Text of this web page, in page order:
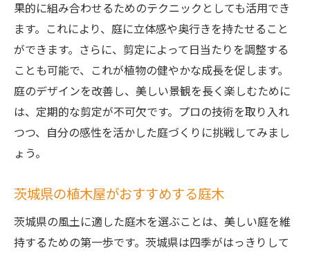
果的に組み合わせるためのテクニックとしても活用でき
ます。これにより、庭に立体感や奥行きを持たせること
ができます。さらに、剪定によって日当たりを調整する
ことも可能で、これが植物の健やかな成長を促します。
庭のデザインを改善し、美しい景観を長く楽しむために
は、定期的な剪定が不可欠です。プロの技術を取り入れ
つつ、自分の感性を活かした庭づくりに挑戦してみまし
ょう。
茨城県の植木屋がおすすめする庭木
茨城県の風土に適した庭木を選ぶことは、美しい庭を維
持するための第一歩です。茨城県は四季がはっきりして